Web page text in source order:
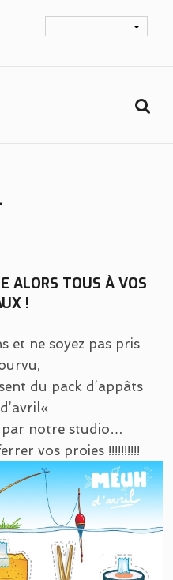
ALORS TOUS À VOS
!
et ne soyez pas pris
du pack d’appâts
«
par notre studio…
vos proies !!!!!!!!!!